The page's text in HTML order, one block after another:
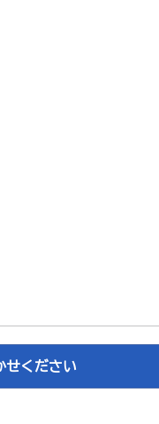
せください